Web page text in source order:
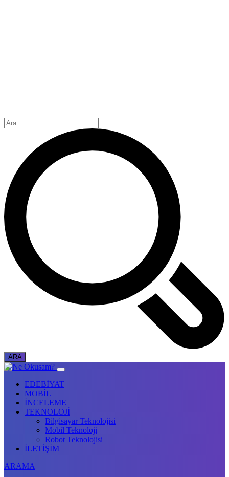
EDEBİYAT
MOBİL
İNCELEME
TEKNOLOJİ
Bilgisayar Teknolojisi
Mobil Teknoloji
Robot Teknolojisi
İLETİŞİM
ARAMA